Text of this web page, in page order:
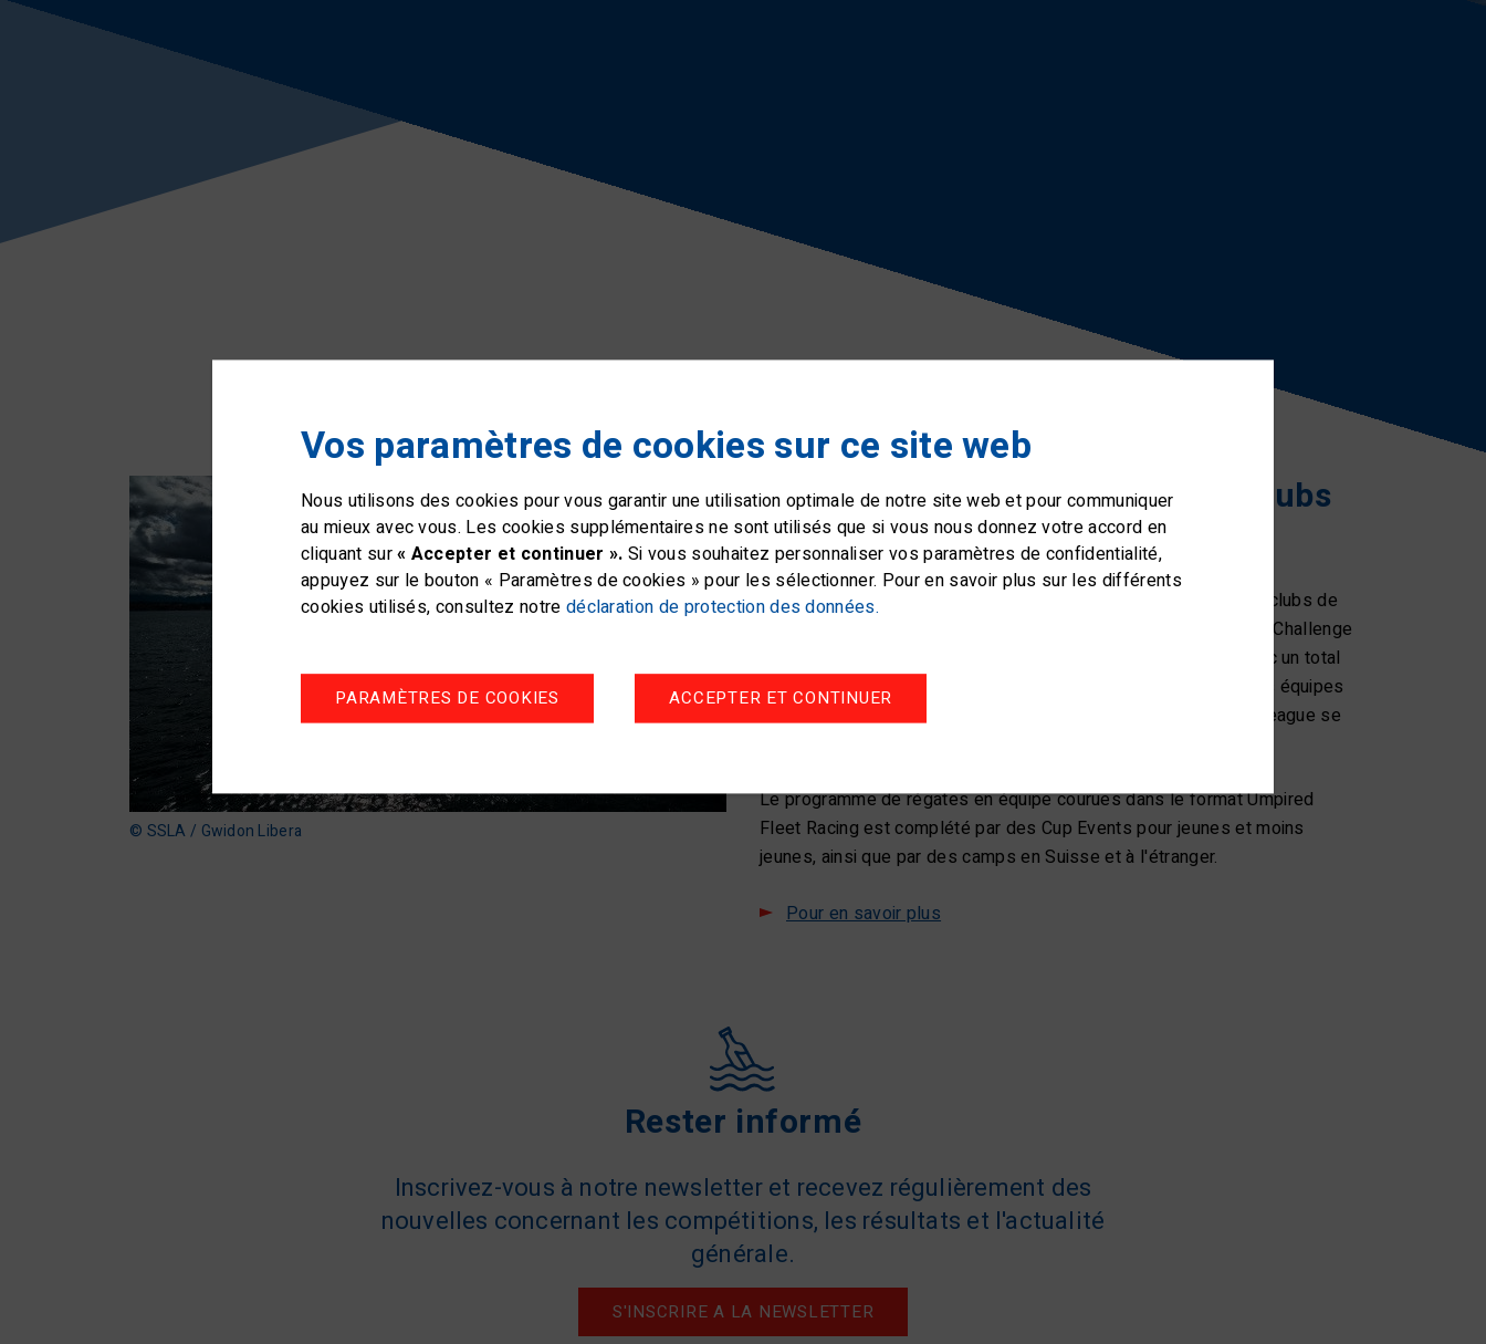
© SSLA / Gwidon Libera
Le Championnat des meilleurs clubs
de voile suisses
La Swiss Sailing League est une plateforme complète pour les clubs de
voile suisses, dans laquelle deux séries (mixte avec une Super, Challenge
et Promotion League ; et la Women's League avec 2 ligues) avec un total
de 16 régates mènent au championnat de Suisse des meilleures équipes
de club. Les vainqueurs de la Super League et de la Women's League se
Le programme de régates en équipe courues dans le format Umpired
Fleet Racing est complété par des Cup Events pour jeunes et moins
jeunes, ainsi que par des camps en Suisse et à l'étranger.
Pour en savoir plus
Rester informé
Inscrivez-vous à notre newsletter et recevez régulièrement des
nouvelles concernant les compétitions, les résultats et l'actualité
générale.
S'INSCRIRE A LA NEWSLETTER
Vos paramètres de cookies sur ce site web
Nous utilisons des cookies pour vous garantir une utilisation optimale de notre site web et pour communiquer
au mieux avec vous. Les cookies supplémentaires ne sont utilisés que si vous nous donnez votre accord en
cliquant sur« Accepter et continuer ». Si vous souhaitez personnaliser vos paramètres de confidentialité,
appuyez sur le bouton « Paramètres de cookies » pour les sélectionner. Pour en savoir plus sur les différents
cookies utilisés, consultez notre déclaration de protection des données.
PARAMÈTRES DE COOKIES ACCEPTER ET CONTINUER